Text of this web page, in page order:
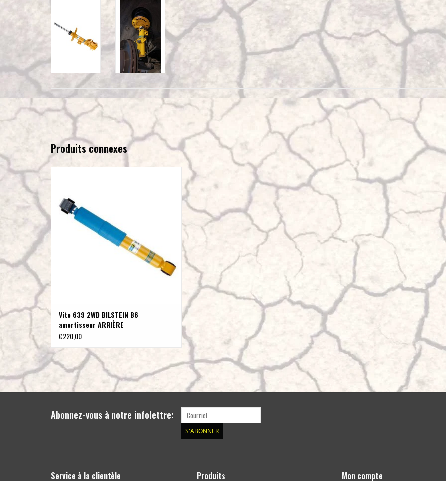
Produits connexes
Vito 639 2WD BILSTEIN B6
amortisseur ARRIÈRE
€220,00
Abonnez-vous à notre infolettre:
S'ABONNER
Service à la clientèle Produits Mon compte